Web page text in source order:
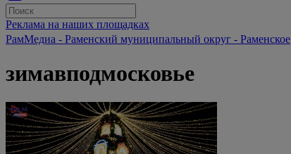
Реклама на наших площадках
РамМедиа - Раменский муниципальный округ - Раменское
зимавподмосковье